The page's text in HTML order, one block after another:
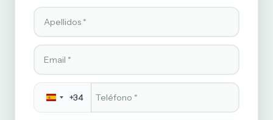
Apellido
Email
Teléfono
+34